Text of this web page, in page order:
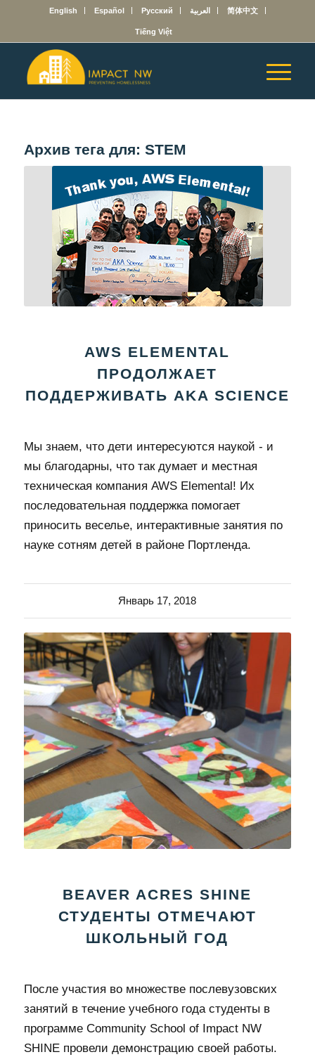
English Español Русский العربية 简体中文
Tiếng Việt
Архив тега для: STEM
AWS ELEMENTAL
ПРОДОЛЖАЕТ
ПОДДЕРЖИВАТЬ AKA SCIENCE
Мы знаем, что дети интересуются наукой - и
мы благодарны, что так думает и местная
техническая компания AWS Elemental! Их
последовательная поддержка помогает
приносить веселье, интерактивные занятия по
науке сотням детей в районе Портленда.
Январь 17, 2018
BEAVER ACRES SHINE
СТУДЕНТЫ ОТМЕЧАЮТ
ШКОЛЬНЫЙ ГОД
После участия во множестве послевузовских
занятий в течение учебного года студенты в
программе Community School of Impact NW
SHINE провели демонстрацию своей работы.